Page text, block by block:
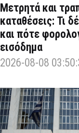
Μετρητά και
καταθέσεις: Τι
και πότε
εισόδημα
2026-08-08